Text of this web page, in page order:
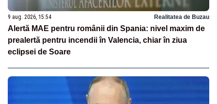
9 aug. 2026, 15:54 Realitatea de Buzau
Alertă MAE pentru românii din Spania: nivel maxim de
prealertă pentru incendii în Valencia, chiar în ziua
eclipsei de Soare